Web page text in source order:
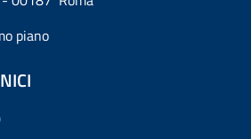
piano